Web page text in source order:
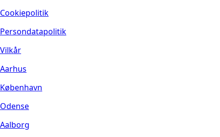
Cookiepolitik
Persondatapolitik
Vilkår
Aarhus
København
Odense
Aalborg